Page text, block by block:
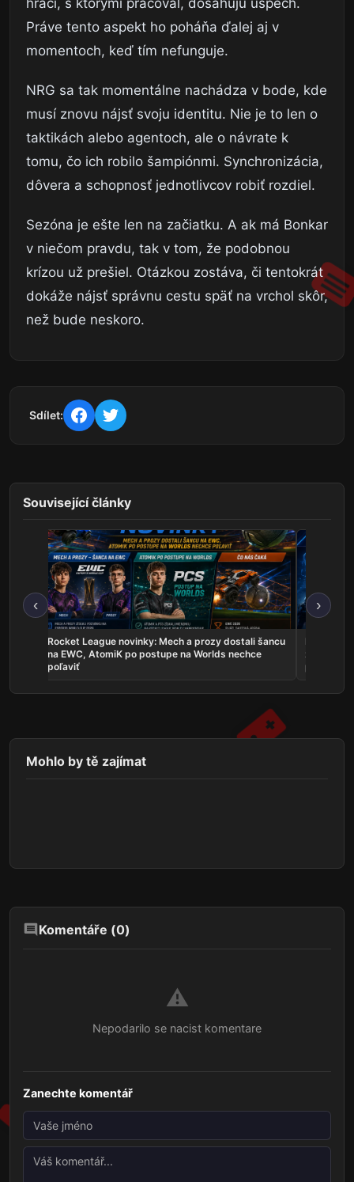
Práve tento aspekt ho poháňa ďalej aj v
momentoch, keď tím nefunguje.
NRG sa tak momentálne nachádza v bode, kde
musí znovu nájsť svoju identitu. Nie je to len o
taktikách alebo agentoch, ale o návrate k
tomu, čo ich robilo šampiónmi. Synchronizácia,
dôvera a schopnosť jednotlivcov robiť rozdiel.
Sezóna je ešte len na začiatku. A ak má Bonkar
v niečom pravdu, tak v tom, že podobnou
krízou už prešiel. Otázkou zostáva, či tentokrát
dokáže nájsť správnu cestu späť na vrchol skôr,
než bude neskoro.
Sdílet:
Související články
‹
Rocket League novinky: Mech a prozy dostali šancu
na EWC, AtomiK po postupe na Worlds nechce
poľaviť
Najnovšie
zahrá o
predstavil
›
Mohlo by tě zajímat
Komentáře (0)
⚠️
Nepodarilo se nacist komentare
Zanechte komentář